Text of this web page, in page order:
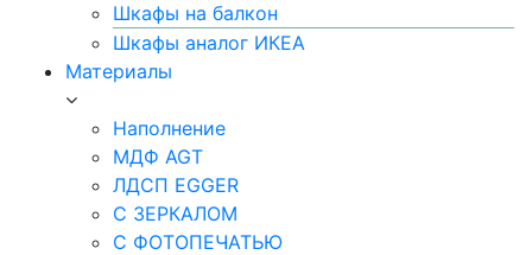
Шкафы на балкон
Шкафы аналог ИКЕА
Материалы
Наполнение
МДФ AGT
ЛДСП EGGER
С ЗЕРКАЛОМ
С ФОТОПЕЧАТЬЮ